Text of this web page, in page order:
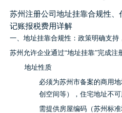
苏州注册公司地址挂靠合规性
记账报税费用详解
一、地址挂靠合规性：政策明确支持
苏州允许企业通过“地址挂靠”完成注
地址性质
必须为苏州市备案的商用
创空间等），住宅地址不可
需提供房屋编码（苏州标